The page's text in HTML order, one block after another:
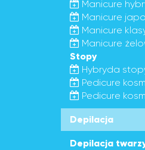
Manicure
Manicure
Manicure
Manicure
Stopy
Hybryda
Pedicure
Pedicure
Depilacja
Depilacja